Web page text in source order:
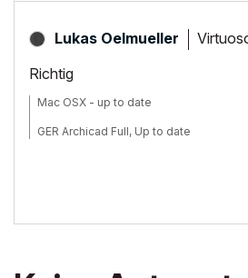
Lukas Oelmueller
Richtig
Mac OSX - up to date
GER Archicad Full, Up to date